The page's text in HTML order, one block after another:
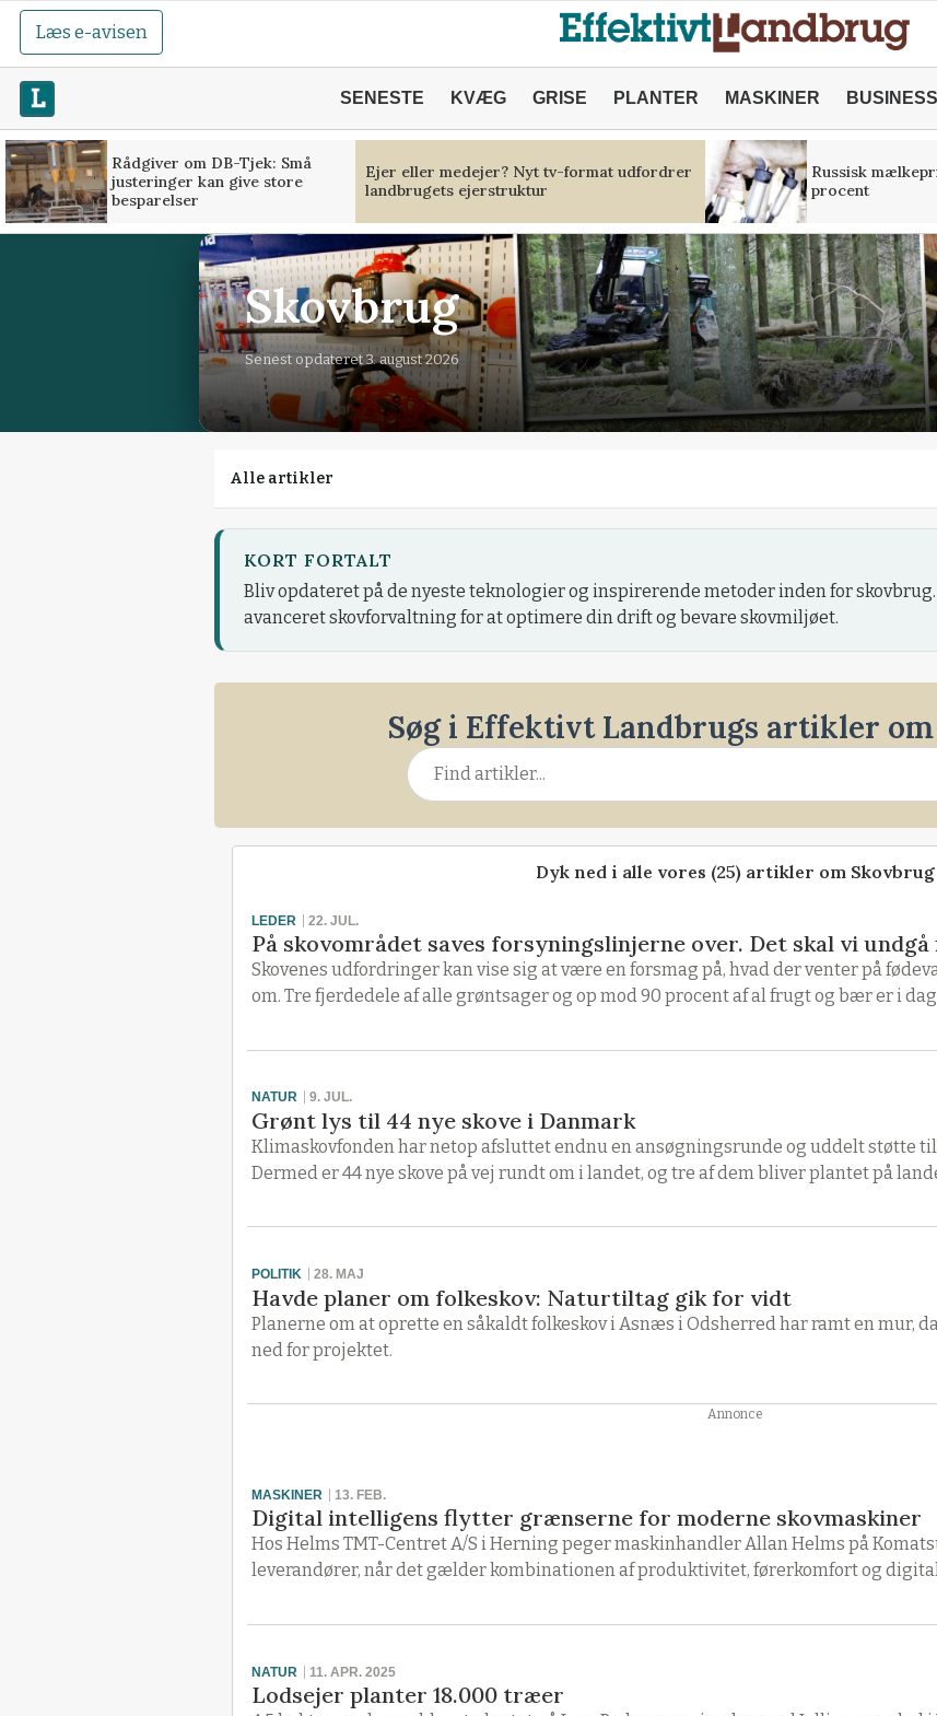
Læs e-avisen
SENESTE KVÆG GRISE PLANTER MASKINER BUSINESS
Rådgiver om DB-Tjek: Små
justeringer kan give store
besparelser
Ejer eller medejer? Nyt tv-format udfordrer
landbrugets ejerstruktur
Russisk
procent
Skovbrug
Senest opdateret 3. august 2026
Alle artikler
KORT FORTALT
Bliv opdateret på de nyeste teknologier og inspirerende metoder inden for
avanceret skovforvaltning for at optimere din drift og bevare skovmiljøet.
Søg i Effektivt Landbrugs artikler
Dyk ned i alle vores (25) artikler om Skovbrug
LEDER 22. JUL.
På skovområdet saves forsyningslinjerne over. Det skal vi
Skovenes udfordringer kan vise sig at være en forsmag på, hvad der venter på
om. Tre fjerdedele af alle grøntsager og op mod 90 procent af al frugt og bær er i
NATUR 9. JUL.
Grønt lys til 44 nye skove i Danmark
Klimaskovfonden har netop afsluttet endnu en ansøgningsrunde og uddelt støtte til
Dermed er 44 nye skove på vej rundt om i landet, og tre af dem bliver plantet på
POLITIK 28. MAJ
Havde planer om folkeskov: Naturtiltag gik for vidt
Planerne om at oprette en såkaldt folkeskov i Asnæs i Odsherred har ramt en mur,
ned for projektet.
Annonce
MASKINER 13. FEB.
Digital intelligens flytter grænserne for moderne skovmaskiner
Hos Helms TMT-Centret A/S i Herning peger maskinhandler Allan Helms på
leverandører, når det gælder kombinationen af produktivitet, førerkomfort og
NATUR 11. APR. 2025
Lodsejer planter 18.000 træer